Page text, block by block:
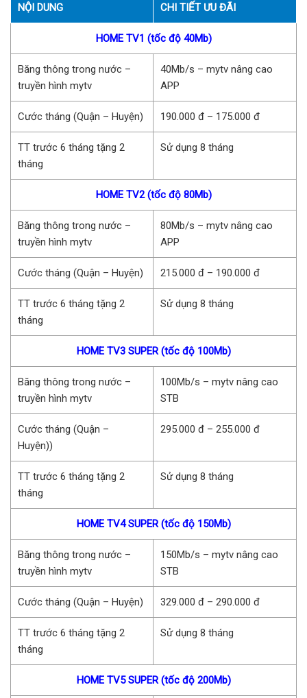
NỘI DUNG CHI TIẾT ƯU ĐÃI
HOME TV1 (tốc độ 40Mb)
Băng thông trong nước –
truyền hình mytv
40Mb/s – mytv nâng cao
APP
Cước tháng (Quận – Huyện) 190.000 đ – 175.000 đ
TT trước 6 tháng tặng 2
tháng
Sử dụng 8 tháng
HOME TV2 (tốc độ 80Mb)
Băng thông trong nước –
truyền hình mytv
80Mb/s – mytv nâng cao
APP
Cước tháng (Quận – Huyện) 215.000 đ – 190.000 đ
TT trước 6 tháng tặng 2
tháng
Sử dụng 8 tháng
HOME TV3 SUPER (tốc độ 100Mb)
Băng thông trong nước –
truyền hình mytv
100Mb/s – mytv nâng cao
STB
Cước tháng (Quận –
Huyện))
295.000 đ – 255.000 đ
TT trước 6 tháng tặng 2
tháng
Sử dụng 8 tháng
HOME TV4 SUPER (tốc độ 150Mb)
Băng thông trong nước –
truyền hình mytv
150Mb/s – mytv nâng cao
STB
Cước tháng (Quận – Huyện) 329.000 đ – 290.000 đ
TT trước 6 tháng tặng 2
tháng
Sử dụng 8 tháng
HOME TV5 SUPER (tốc độ 200Mb)